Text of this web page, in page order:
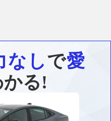
なしで愛
る!